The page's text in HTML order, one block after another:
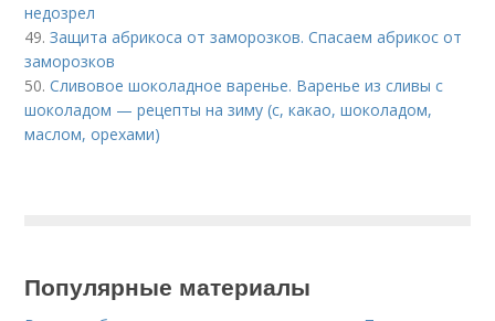
недозрел
49.Защита абрикоса от заморозков. Спасаем абрикос от
заморозков
50.Сливовое шоколадное варенье. Варенье из сливы с
шоколадом — рецепты на зиму (с, какао, шоколадом,
маслом, орехами)
Популярные материалы